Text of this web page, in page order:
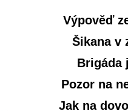
Výpověď
Šikana v
Brigáda
Pozor na
Jak na